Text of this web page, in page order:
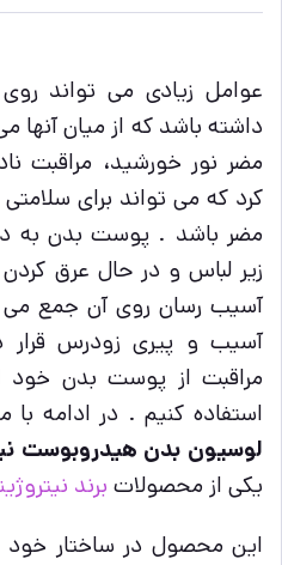
عوامل زیادی می تواند
داشته باشد که از میان
مضر نور خورشید، مراقبت
کرد که می تواند برای
مضر باشد . پوست بدن به
زیر لباس و در حال عرق کردن
آسیب رسان روی آن جمع
آسیب و پیری زودرس قرار
مراقبت از پوست بدن
استفاده کنیم . در ادامه با
لوسیون بدن هیدروبوست نیتروژنا
یکی از محصولات برند
این محصول در ساختار خود